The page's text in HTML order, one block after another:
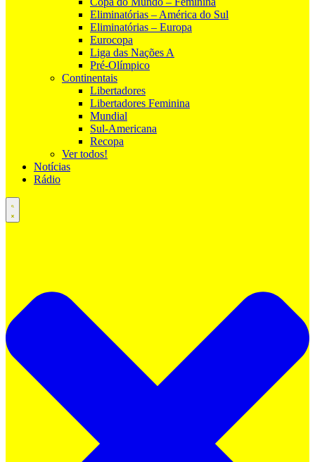
Eliminatórias – América do Sul
Eliminatórias – Europa
Eurocopa
Liga das Nações A
Pré-Olímpico
Continentais
Libertadores
Libertadores Feminina
Mundial
Sul-Americana
Recopa
Ver todos!
Notícias
Rádio